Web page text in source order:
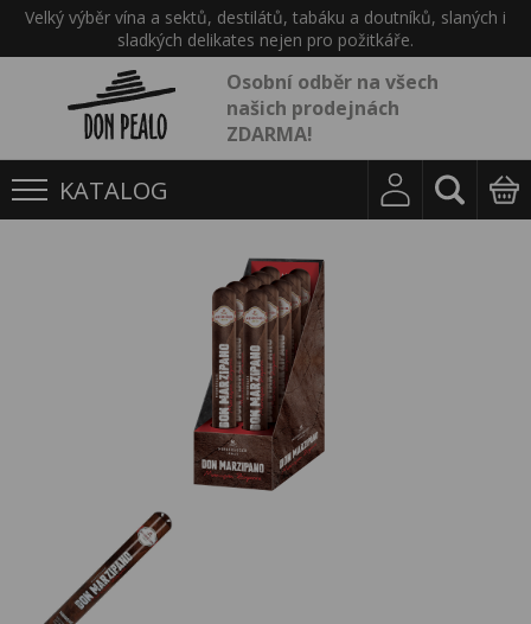
Velký výběr vína a sektů, destilátů, tabáku a doutníků, slaných i
sladkých delikates nejen pro požitkáře.
Osobní odběr na všech
našich prodejnách
ZDARMA!
KATALOG